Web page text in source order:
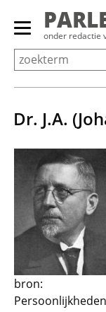
Overslaan
Primair
menu
tonen/verbergen
onder redactie
Dr. J.A.
bron:
Persoonlijkheden